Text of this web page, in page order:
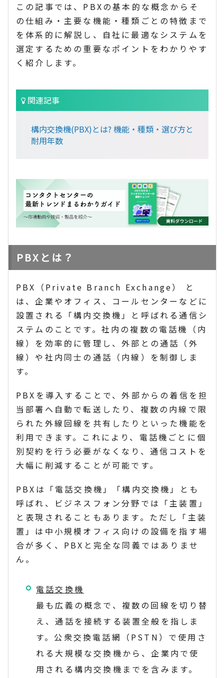
この記事では、PBXの基本的な概念からそ
の仕組み・主要な機能・種類ごとの特徴まで
を体系的に解説し、自社に最適なシステムを
選定するための重要なポイントをわかりやす
く紹介します。
関連記事
構内交換機(PBX)とは? 機能・種類・選び方と
耐用年数
PBXとは？
PBX（Private Branch Exchange） と
は、企業やオフィス、コールセンターなどに
設置される「構内交換機」と呼ばれる通信シ
ステムのことです。社内の複数の電話機（内
線）を効率的に管理し、外部との通話（外
線）や社内同士の通話（内線）を制御しま
す。
PBXを導入することで、外部からの着信を担
当部署へ自動で転送したり、複数の内線で限
られた外線回線を共有したりといった機能を
利用できます。これにより、電話機ごとに個
別契約を行う必要がなくなり、通信コストを
大幅に削減することが可能です。
PBXは「電話交換機」「構内交換機」とも
呼ばれ、ビジネスフォン分野では「主装置」
と表現されることもあります。ただし「主装
置」は中小規模オフィス向けの設備を指す場
合が多く、PBXと完全な同義ではありませ
ん。
電話交換機
最も広義の概念で、複数の回線を切り替
え、通話を接続する装置全般を指しま
す。公衆交換電話網（PSTN）で使用さ
れる大規模な交換機から、企業内で使
用される構内交換機までを含みます。